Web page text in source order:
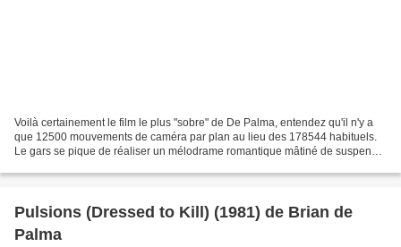
Voilà certainement le film le plus "sobre" de De Palma, entendez qu'il n'y a
que 12500 mouvements de caméra par plan au lieu des 178544 habituels.
Le gars se pique de réaliser un mélodrame romantique mâtiné de suspense
Pulsions (Dressed to Kill) (1981) de Brian de
Palma